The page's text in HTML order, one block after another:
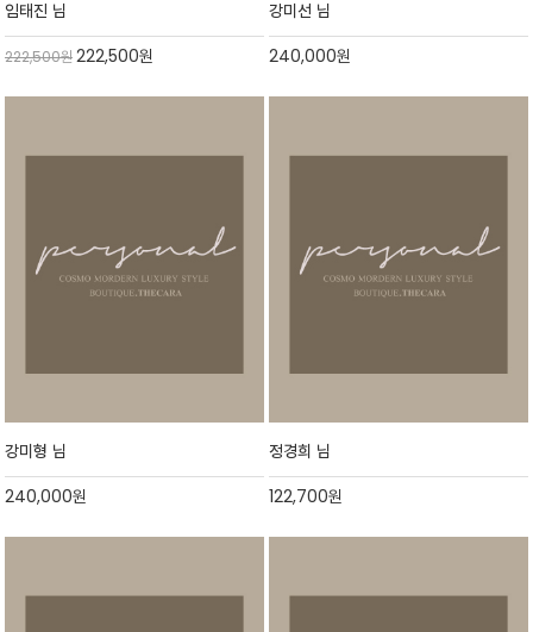
임태진 님
222,500원222,500원
강미선 님
240,000원
강미형 님
240,000원
정경희 님
122,700원